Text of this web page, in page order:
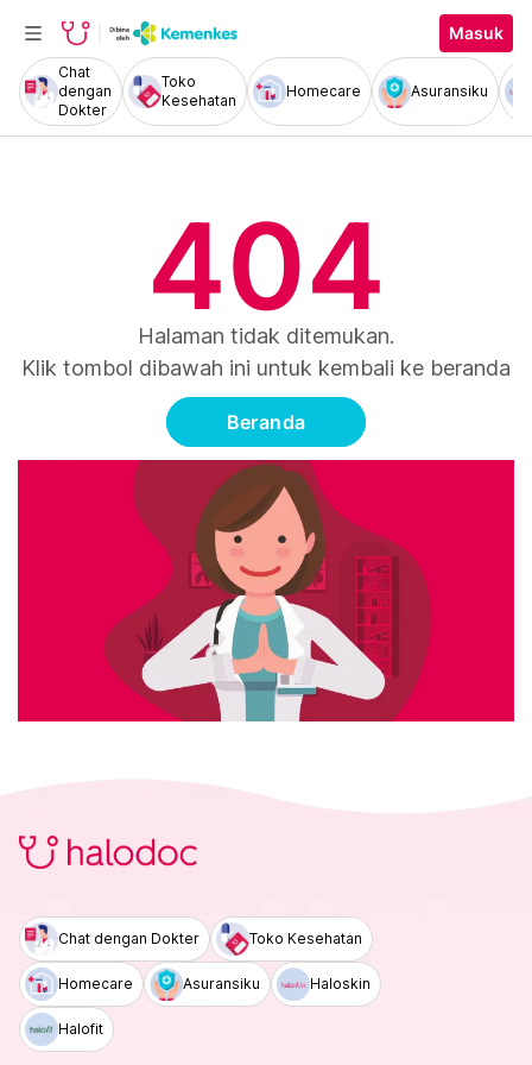
Masuk
Chat
dengan
Dokter
Toko
Kesehatan
Homecare Asuransiku
404
Halaman tidak ditemukan.
Klik tombol dibawah ini untuk kembali ke beranda
Beranda
Chat dengan Dokter Toko Kesehatan
Homecare Asuransiku Haloskin
Halofit